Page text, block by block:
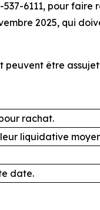
6111, pour
2025, qui
être
rachat.
liquidative
date.